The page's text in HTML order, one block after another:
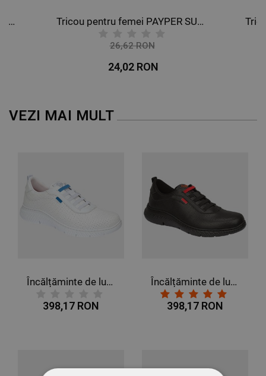
Tricou polo PAYPER VENICE ALBASTRU ATOLL Tricou pentru femei PAYPER SUNSET ATOL ALBASTRU
26,62 RON
24,02 RON
VEZI MAI MULT
Încălțăminte de lucru DIAN ALTEA PLUS BLANCO O1 SRC
398,17 RON
Încălțăminte de lucru DIAN ALTEA PLUS BLANCO O1 SRC
398,17 RON